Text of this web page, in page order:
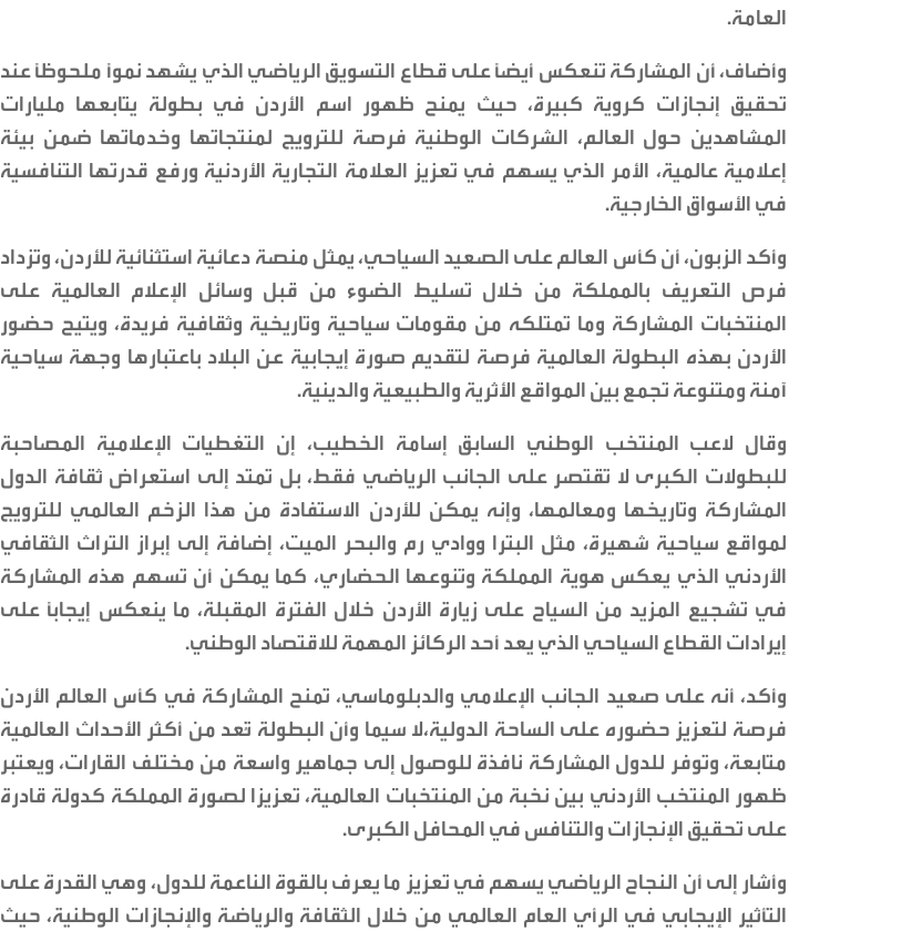
العامة.
وأضاف، أن المشاركة تنعكس أيضًا على قطاع التسويق الرياضي الذي يشهد نموًا ملحوظًا عند
تحقيق إنجازات كروية كبيرة، حيث يمنح ظهور اسم الأردن في بطولة يتابعها مليارات
المشاهدين حول العالم، الشركات الوطنية فرصة للترويج لمنتجاتها وخدماتها ضمن بيئة
إعلامية عالمية، الأمر الذي يسهم في تعزيز العلامة التجارية الأردنية ورفع قدرتها التنافسية
في الأسواق الخارجية.
وأكد الزبون، أن كأس العالم على الصعيد السياحي، يمثل منصة دعائية استثنائية للأردن، وتزداد
فرص التعريف بالمملكة من خلال تسليط الضوء من قبل وسائل الإعلام العالمية على
المنتخبات المشاركة وما تمتلكه من مقومات سياحية وتاريخية وثقافية فريدة، ويتيح حضور
الأردن بهذه البطولة العالمية فرصة لتقديم صورة إيجابية عن البلاد باعتبارها وجهة سياحية
آمنة ومتنوعة تجمع بين المواقع الأثرية والطبيعية والدينية.
وقال لاعب المنتخب الوطني السابق إسامة الخطيب، إن التغطيات الإعلامية المصاحبة
للبطولات الكبرى لا تقتصر على الجانب الرياضي فقط، بل تمتد إلى استعراض ثقافة الدول
المشاركة وتاريخها ومعالمها، وإنه يمكن للأردن الاستفادة من هذا الزخم العالمي للترويج
لمواقع سياحية شهيرة، مثل البترا ووادي رم والبحر الميت، إضافة إلى إبراز التراث الثقافي
الأردني الذي يعكس هوية المملكة وتنوعها الحضاري، كما يمكن أن تسهم هذه المشاركة
في تشجيع المزيد من السياح على زيارة الأردن خلال الفترة المقبلة، ما ينعكس إيجابًا على
إيرادات القطاع السياحي الذي يعد أحد الركائز المهمة للاقتصاد الوطني.
وأكد، أنه على صعيد الجانب الإعلامي والدبلوماسي، تمنح المشاركة في كأس العالم الأردن
فرصة لتعزيز حضوره على الساحة الدولية،لا سيما وأن البطولة تُعد من أكثر الأحداث العالمية
متابعة، وتوفر للدول المشاركة نافذة للوصول إلى جماهير واسعة من مختلف القارات، ويعتبر
ظهور المنتخب الأردني بين نخبة من المنتخبات العالمية، تعزيزا لصورة المملكة كدولة قادرة
على تحقيق الإنجازات والتنافس في المحافل الكبرى.
وأشار إلى أن النجاح الرياضي يسهم في تعزيز ما يعرف بالقوة الناعمة للدول، وهي القدرة على
التأثير الإيجابي في الرأي العام العالمي من خلال الثقافة والرياضة والإنجازات الوطنية، حيث